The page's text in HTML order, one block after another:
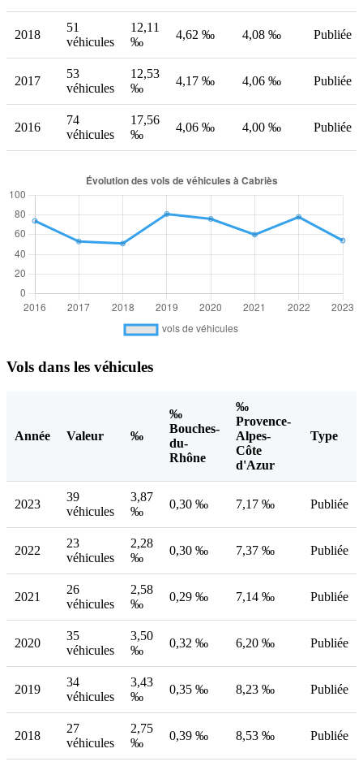
2018
51
véhicules
12,11
‰
4,62 ‰ 4,08 ‰ Publiée
2017
53
véhicules
12,53
‰
4,17 ‰ 4,06 ‰ Publiée
2016
74
véhicules
17,56
‰
4,06 ‰ 4,00 ‰ Publiée
Vols dans les véhicules
Année Valeur ‰
‰
Bouches-
du-
Rhône
‰
Provence-
Alpes-
Côte
d'Azur
Type
2023
39
véhicules
3,87
‰
0,30 ‰ 7,17 ‰ Publiée
2022
23
véhicules
2,28
‰
0,30 ‰ 7,37 ‰ Publiée
2021
26
véhicules
2,58
‰
0,29 ‰ 7,14 ‰ Publiée
2020
35
véhicules
3,50
‰
0,32 ‰ 6,20 ‰ Publiée
2019
34
véhicules
3,43
‰
0,35 ‰ 8,23 ‰ Publiée
2018
27
véhicules
2,75
‰
0,39 ‰ 8,53 ‰ Publiée